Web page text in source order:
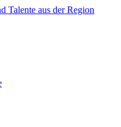
Talente aus der Region